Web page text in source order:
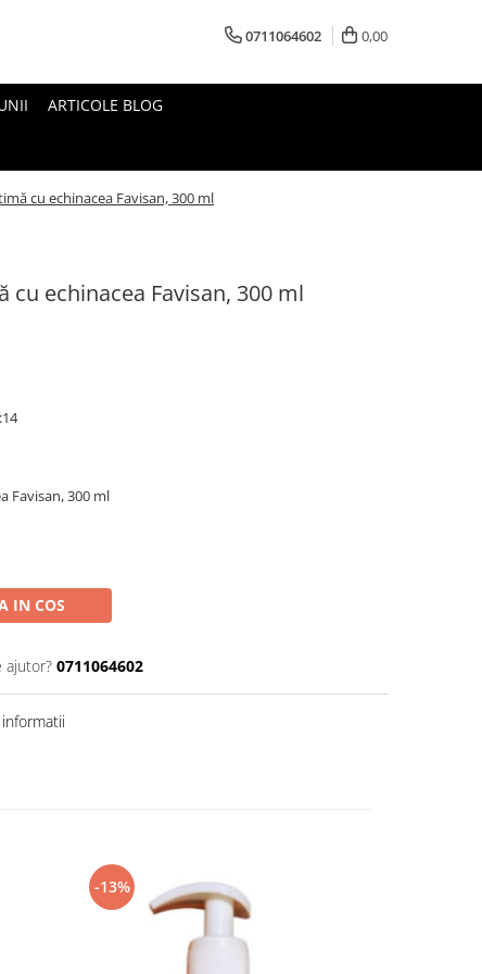
0711064602 0,00
ARTICOLE BLOG
cu echinacea Favisan, 300 ml
echinacea Favisan, 300 ml
Favisan, 300 ml
IN COS
ajutor? 0711064602
-13%